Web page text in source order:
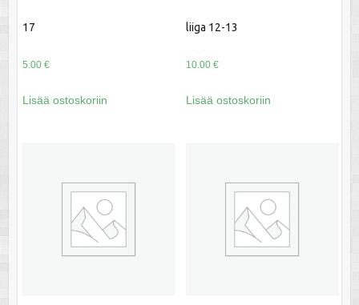
17
5.00 €
Lisää ostoskoriin
liiga 12-13
10.00 €
Lisää ostoskoriin